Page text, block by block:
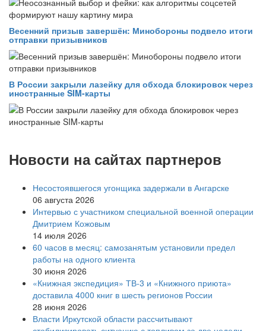
Весенний призыв завершён: Минобороны подвело итоги
отправки призывников
В России закрыли лазейку для обхода блокировок через
иностранные SIM-карты
Новости на сайтах партнеров
Несостоявшегося угонщика задержали в Ангарске
06 августа 2026
Интервью с участником специальной военной операции
Дмитрием Кожовым
14 июля 2026
60 часов в месяц: самозанятым установили предел
работы на одного клиента
30 июня 2026
«Книжная экспедиция» ТВ-3 и «Книжного приюта»
доставила 4000 книг в шесть регионов России
28 июня 2026
Власти Иркутской области рассчитывают